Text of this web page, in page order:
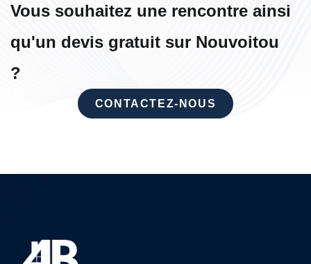
Vous souhaitez une rencontre ainsi
qu'un devis gratuit sur Nouvoitou
?
CONTACTEZ-NOUS